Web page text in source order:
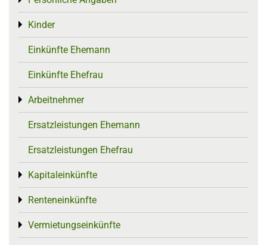
Kinder
Toggle menu
Einkünfte Ehemann
Einkünfte Ehefrau
Arbeitnehmer
Toggle menu
Ersatzleistungen Ehemann
Ersatzleistungen Ehefrau
Kapitaleinkünfte
Toggle menu
Renteneinkünfte
Toggle menu
Vermietungseinkünfte
Toggle menu